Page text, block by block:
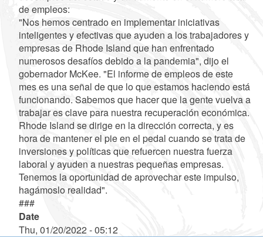
de empleos:
"Nos hemos centrado en implementar iniciativas
inteligentes y efectivas que ayuden a los trabajadores y
empresas de Rhode Island que han enfrentado
numerosos desafíos debido a la pandemia", dijo el
gobernador McKee. "El informe de empleos de este
mes es una señal de que lo que estamos haciendo está
funcionando. Sabemos que hacer que la gente vuelva a
trabajar es clave para nuestra recuperación económica.
Rhode Island se dirige en la dirección correcta, y es
hora de mantener el pie en el pedal cuando se trata de
inversiones y políticas que refuercen nuestra fuerza
laboral y ayuden a nuestras pequeñas empresas.
Tenemos la oportunidad de aprovechar este impulso,
hagámoslo realidad".
###
Date
Thu, 01/20/2022 - 05:12